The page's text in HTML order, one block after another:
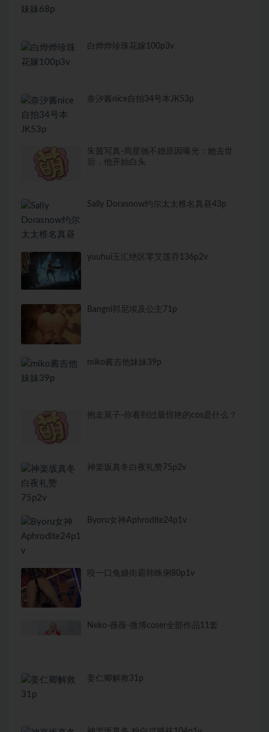
白烨烨珍珠花嫁100p3v
奈汐酱nice自拍34号本JK53p
朱茵写真-周星驰不婚原因曝光：她去世
后，他开始白头
Sally Dorasnow约尔太太椎名真昼43p
yuuhui玉汇绝区零艾莲乔136p2v
Bangni邦尼埃及公主71p
miko酱吉他妹妹39p
抱走莫子-你看到过最惊艳的cos是什么？
神楽坂真冬白夜礼赞75p2v
Byoru女神Aphrodite24p1v
咬一口兔娘街霸韩蛛俐80p1v
Neko-薇薇-微博coser全部作品11套
姜仁卿解救31p